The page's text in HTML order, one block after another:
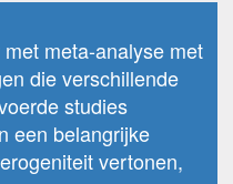
meta-analyse met
die verschillende
studies
een belangrijke
vertonen,